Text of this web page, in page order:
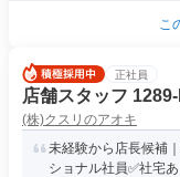
こ
正社員
店舗スタッフ 1289-
(株)クスリのアオキ
未経験から店長候補
ショナル社員✅社宅あ